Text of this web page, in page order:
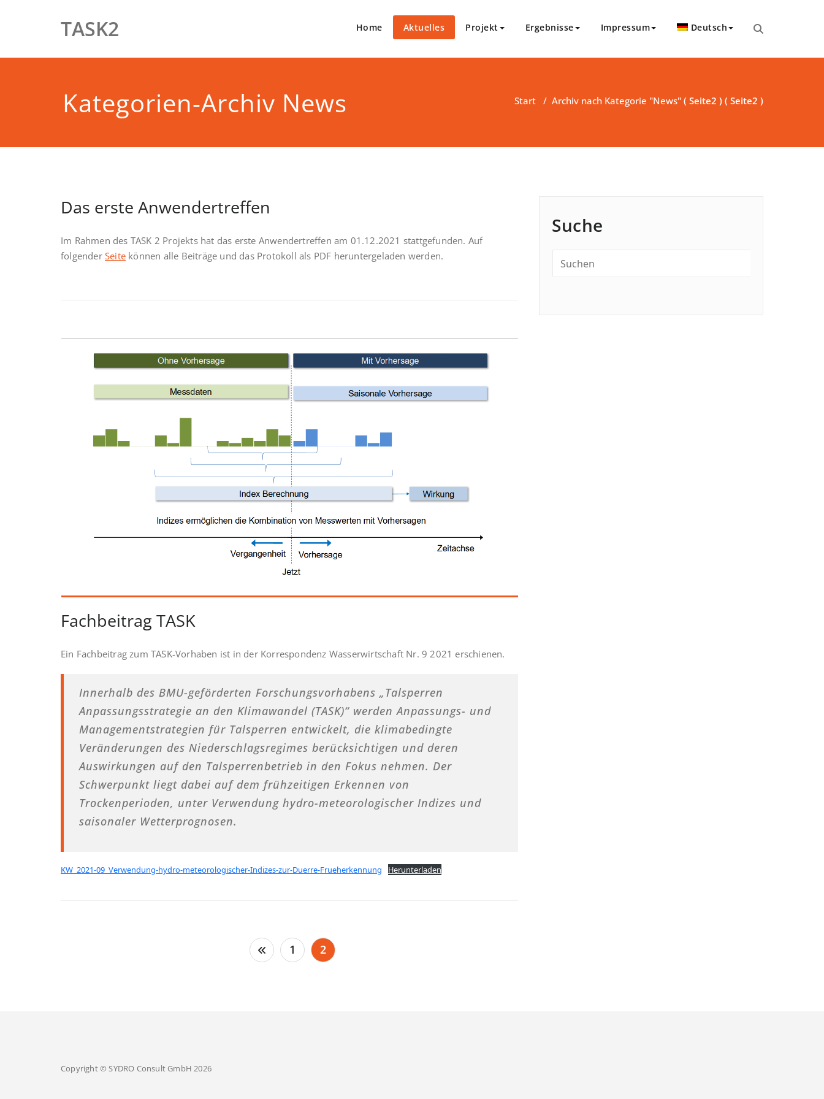
TASK2 Home Aktuelles Projekt Ergebnisse Impressum Deutsch
Kategorien-Archiv News Start / Archiv nach Kategorie "News" ( Seite2 ) ( Seite2 )
Das erste Anwendertreffen
Im Rahmen des TASK 2 Projekts hat das erste Anwendertreffen am 01.12.2021 stattgefunden. Auf
folgender Seite können alle Beiträge und das Protokoll als PDF heruntergeladen werden.
Fachbeitrag TASK
Ein Fachbeitrag zum TASK-Vorhaben ist in der Korrespondenz Wasserwirtschaft Nr. 9 2021 erschienen.
Innerhalb des BMU-geförderten Forschungsvorhabens „Talsperren
Anpassungsstrategie an den Klimawandel (TASK)“ werden Anpassungs- und
Managementstrategien für Talsperren entwickelt, die klimabedingte
Veränderungen des Niederschlagsregimes berücksichtigen und deren
Auswirkungen auf den Talsperrenbetrieb in den Fokus nehmen. Der
Schwerpunkt liegt dabei auf dem frühzeitigen Erkennen von
Trockenperioden, unter Verwendung hydro-meteorologischer Indizes und
saisonaler Wetterprognosen.
KW_2021-09_Verwendung-hydro-meteorologischer-Indizes-zur-Duerre-Frueherkennung Herunterladen
Seitennummerierung
1 2
Suche
Copyright © SYDRO Consult GmbH 2026